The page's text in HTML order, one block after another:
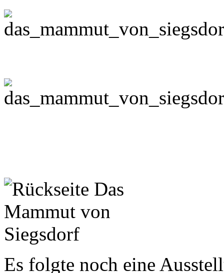
Es folgte noch eine